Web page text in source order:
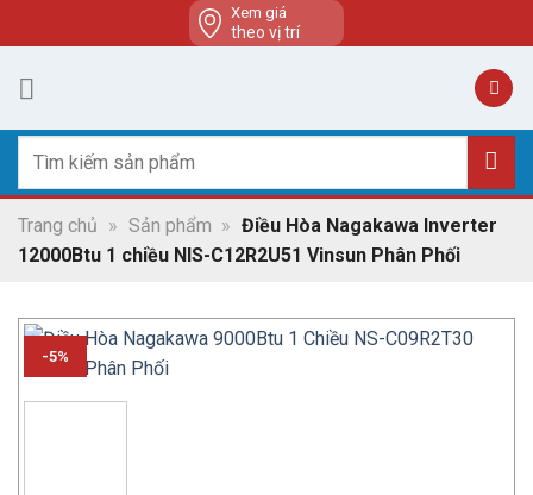
to
content
Xem giá
theo vị trí
kiếm:
Trang chủ » Sản phẩm » Điều Hòa Nagakawa Inverter
12000Btu 1 chiều NIS-C12R2U51 Vinsun Phân Phối
-5%